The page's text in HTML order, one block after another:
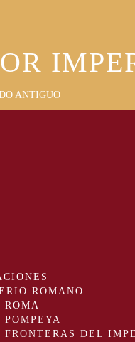
ANTIGUO
ROMANO
ROMA
POMPEYA
FRONTERAS DEL